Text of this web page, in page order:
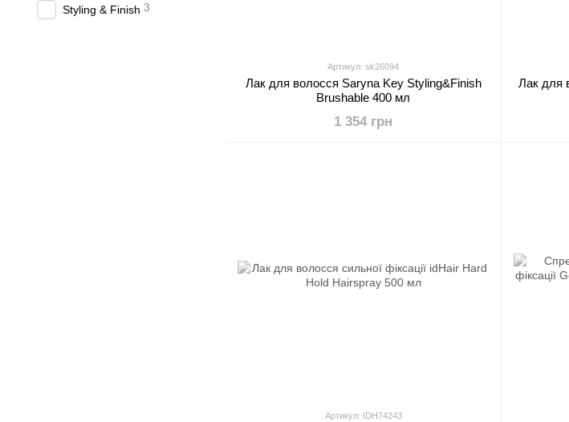
Артикул: sk26094
Лак для волосся Saryna Key Styling&Finish
Brushable 400 мл
1 354 грн
Лак для
Артикул: IDH74243
Styling & Finish 3